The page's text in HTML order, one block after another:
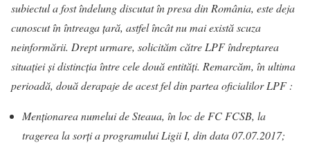
subiectul a fost îndelung discutat în presa din România, este deja
cunoscut în întreaga țară, astfel încât nu mai există scuza
neinformării. Drept urmare, solicităm către LPF îndreptarea
situației și distincția între cele două entități. Remarcăm, în ultima
perioadă, două derapaje de acest fel din partea oficialilor LPF :
Menționarea numelui de Steaua, în loc de FC FCSB, la
tragerea la sorți a programului Ligii I, din data 07.07.2017;